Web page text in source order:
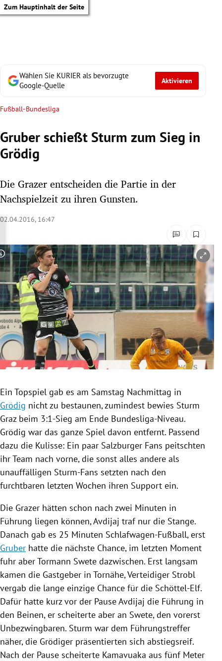
Zum Hauptinhalt der Seite
Untermenü
Untermenü
Untermenü
Untermenü
Untermenü
Untermenü
Untermenü
Wählen Sie KURIER als bevorzugte
Google-Quelle
Aktivieren
Fußball-Bundesliga
Gruber schießt Sturm zum Sieg in
Grödig
Die Grazer entscheiden die Partie in der
Nachspielzeit zu ihren Gunsten.
02.04.2016, 16:47
Copyright-Hinweis öffnen/schließen
Ein Topspiel gab es am Samstag Nachmittag in
Grödig nicht zu bestaunen, zumindest bewies Sturm
Grazbeim 3:1-Sieg am Ende Bundesliga-Niveau.
Grödig war das ganze Spiel davon entfernt. Passend
dazu die Kulisse: Ein paar Salzburger Fans peitschten
ihr Team nach vorne, die sonst alles andere als
unauffälligen Sturm-Fans setzten nach den
furchtbaren letzten Wochen ihren Support ein.
Die Grazer hätten schon nach zwei Minuten in
Führung liegen können, Avdijaj traf nur die Stange.
Danach gab es 25 Minuten Schlafwagen-Fußball, erst
Gruber hatte die nächste Chance, im letzten Moment
fuhr aber Tormann Swete dazwischen. Erst langsam
kamen die Gastgeber in Tornähe, Verteidiger Strobl
vergab die lange einzige Chance für die Schöttel-Elf.
Dafür hatte kurz vor der Pause Avdijaj die Führung in
den Beinen, er scheiterte aber an Swete, den vorerst
Unbezwingbaren. Sturm war dem Führungstreffer
näher, die Grödiger präsentierten sich abstiegsreif.
Nach der Pause scheiterte Kamavuaka aus fünf Meter